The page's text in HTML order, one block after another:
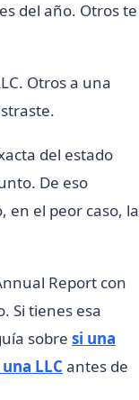
del año. Otros te
Otros a una
del estado
De eso
en el peor caso, la
Report con
Si tienes esa
sobre si una
LLC antes de